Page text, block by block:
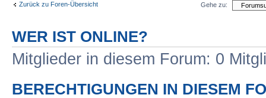
Zurück zu Foren-Übersicht Gehe zu:
WER IST ONLINE?
Mitglieder in diesem Forum: 0
BERECHTIGUNGEN IN DIESEM